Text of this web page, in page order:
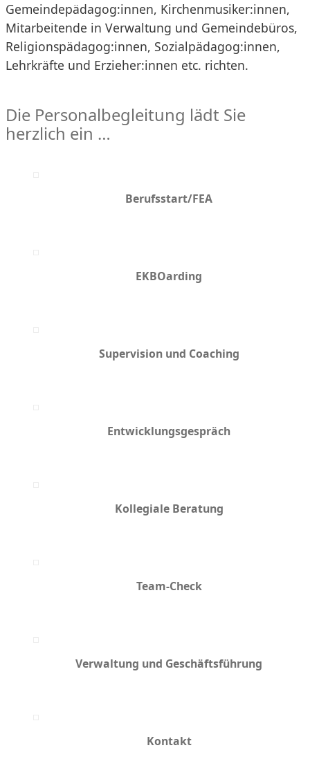
Gemeindepädagog:innen, Kirchenmusiker:innen,
Mitarbeitende in Verwaltung und Gemeindebüros,
Religionspädagog:innen, Sozialpädagog:innen,
Lehrkräfte und Erzieher:innen etc. richten.
Die Personalbegleitung lädt Sie
herzlich ein …
Berufsstart/FEA
EKBOarding
Supervision und Coaching
Entwicklungs­gespräch
Kollegiale Beratung
Team-Check
Verwaltung und Geschäfts­führung
Kontakt